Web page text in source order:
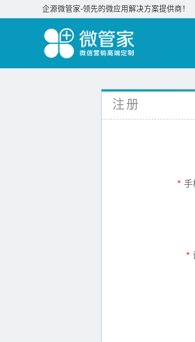
企源微管家-领先的微应用解决方案提供商！
注册
* 手
*